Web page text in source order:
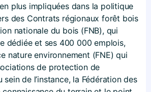
plus impliquées dans la politique
des Contrats régionaux forêt bois
nationale du bois (FNB), qui
dédiée et ses 400 000 emplois,
nature environnement (FNE) qui
de protection de
sein de l’instance, la Fédération des